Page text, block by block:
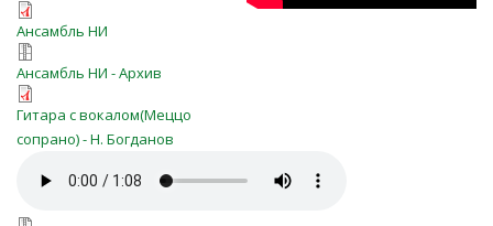
ty-zhalueshsya-ans.pdf
Ансамбль НИ
ty-zhalueshsya-ans.zip
Ансамбль НИ - Архив
Ты жалуешься, сколько горя ЮИ
№234.pdf
Гитара с вокалом(Меццо
сопрано) - Н. Богданов
Ты жалуешься, сколько горя ЮИ
№234.mp3